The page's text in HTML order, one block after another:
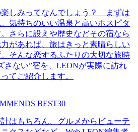
しみってなんでしょう？ まずは
気持ちのいい温泉と高いホスピタ
さらに設えや歴史などその宿なら
があれば、旅はきっと素晴らしい
そんな恋するふたりの大切な旅時
さない”宿を、LEONが実際に訪れ
てご紹介します。
BEST30
はもちろん、グルメからビューテ